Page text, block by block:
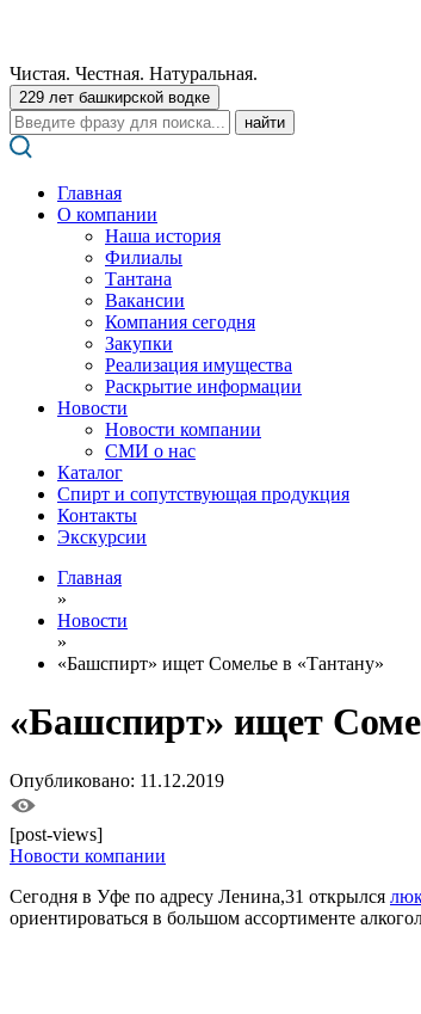
Чистая. Честная. Натуральная.
229 лет башкирской водке
Поиск:
Главная
О компании
Наша история
Филиалы
Тантана
Вакансии
Компания сегодня
Закупки
Реализация имущества
Раскрытие информации
Новости
Новости компании
СМИ о нас
Каталог
Спирт и сопутствующая продукция
Контакты
Экскурсии
Главная
»
Новости
»
«Башспирт» ищет Сомелье в «Тантану»
«Башспирт» ищет
Опубликовано: 11.12.2019
[post-views]
Новости компании
Сегодня в Уфе по адресу Ленина,31 открылся
ориентироваться в большом ассортименте